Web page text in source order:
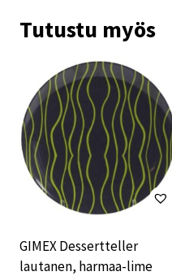
Tutustu myös
GIMEX Dessertteller
lautanen, harmaa-lime